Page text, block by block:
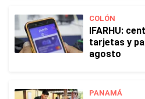
COLÓN
IFARHU:
tarjetas y
agosto
PANAMÁ